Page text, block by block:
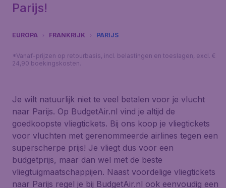
Parijs!
EUROPA FRANKRIJK PARIJS
*Vanaf-prijzen op retourbasis, incl. belastingen en toeslagen, excl. €
24,90 boekingskosten.
Je wilt natuurlijk niet te veel betalen voor je vlucht
naar Parijs. Op BudgetAir.nl vind je altijd de
goedkoopste vliegtickets. Bij ons koop je vliegtickets
voor vluchten met gerenommeerde airlines tegen een
superscherpe prijs! Je vliegt dus voor een
budgetprijs, maar dan wel met de beste
vliegtuigmaatschappijen. Naast voordelige vliegtickets
naar Parijs regel je bij BudgetAir.nl ook eenvoudig een